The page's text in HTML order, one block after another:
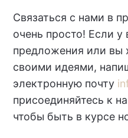
Связаться с нами в
очень просто! Если
предложения или вы
своими идеями,
электронную почту
присоединяйтесь к
чтобы быть в курсе